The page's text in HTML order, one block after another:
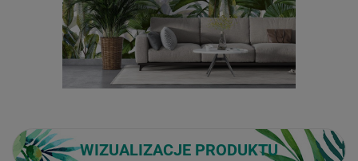
WIZUALIZACJE PRODUKTU